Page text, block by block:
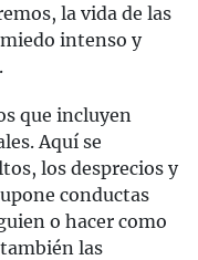
la vida de las
intenso y
que incluyen
Aquí se
los desprecios y
conductas
o hacer como
las